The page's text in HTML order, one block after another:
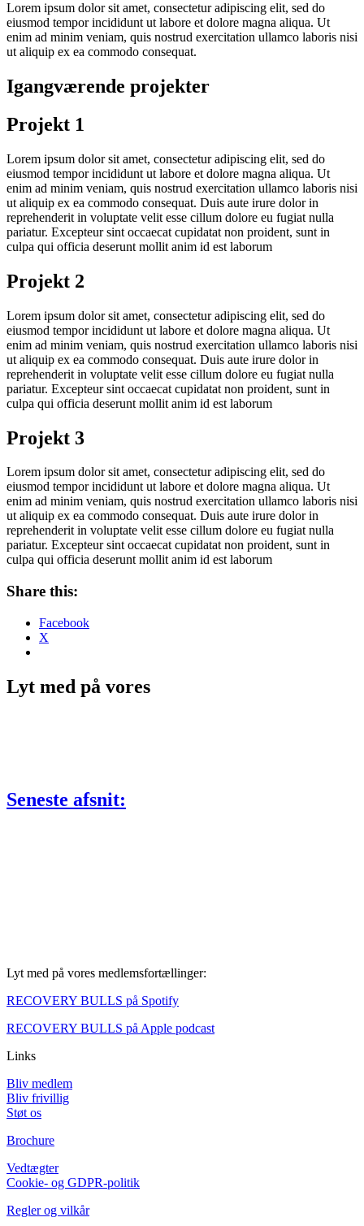
Lorem ipsum dolor sit amet, consectetur adipiscing elit, sed do
eiusmod tempor incididunt ut labore et dolore magna aliqua. Ut
enim ad minim veniam, quis nostrud exercitation ullamco laboris nisi
ut aliquip ex ea commodo consequat.
Igangværende projekter
Projekt 1
Lorem ipsum dolor sit amet, consectetur adipiscing elit, sed do
eiusmod tempor incididunt ut labore et dolore magna aliqua. Ut
enim ad minim veniam, quis nostrud exercitation ullamco laboris nisi
ut aliquip ex ea commodo consequat. Duis aute irure dolor in
reprehenderit in voluptate velit esse cillum dolore eu fugiat nulla
pariatur. Excepteur sint occaecat cupidatat non proident, sunt in
culpa qui officia deserunt mollit anim id est laborum
Projekt 2
Lorem ipsum dolor sit amet, consectetur adipiscing elit, sed do
eiusmod tempor incididunt ut labore et dolore magna aliqua. Ut
enim ad minim veniam, quis nostrud exercitation ullamco laboris nisi
ut aliquip ex ea commodo consequat. Duis aute irure dolor in
reprehenderit in voluptate velit esse cillum dolore eu fugiat nulla
pariatur. Excepteur sint occaecat cupidatat non proident, sunt in
culpa qui officia deserunt mollit anim id est laborum
Projekt 3
Lorem ipsum dolor sit amet, consectetur adipiscing elit, sed do
eiusmod tempor incididunt ut labore et dolore magna aliqua. Ut
enim ad minim veniam, quis nostrud exercitation ullamco laboris nisi
ut aliquip ex ea commodo consequat. Duis aute irure dolor in
reprehenderit in voluptate velit esse cillum dolore eu fugiat nulla
pariatur. Excepteur sint occaecat cupidatat non proident, sunt in
culpa qui officia deserunt mollit anim id est laborum
Share this:
Facebook
X
Lyt med på vores
Seneste afsnit:
Lyt med på vores medlemsfortællinger:
RECOVERY BULLS på Spotify
RECOVERY BULLS på Apple podcast
Links
Bliv medlem
Bliv frivillig
Støt os
Brochure
Vedtægter
Cookie- og GDPR-politik
Regler og vilkår